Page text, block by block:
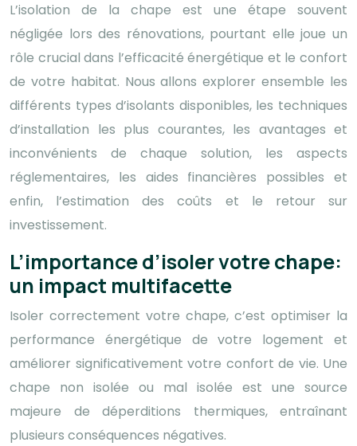
L’isolation de la chape est une étape souvent
négligée lors des rénovations, pourtant elle joue un
rôle crucial dans l’efficacité énergétique et le confort
de votre habitat. Nous allons explorer ensemble les
différents types d’isolants disponibles, les techniques
d’installation les plus courantes, les avantages et
inconvénients de chaque solution, les aspects
réglementaires, les aides financières possibles et
enfin, l’estimation des coûts et le retour sur
investissement.
L’importance d’isoler votre chape:
un impact multifacette
Isoler correctement votre chape, c’est optimiser la
performance énergétique de votre logement et
améliorer significativement votre confort de vie. Une
chape non isolée ou mal isolée est une source
majeure de déperditions thermiques, entraînant
plusieurs conséquences négatives.